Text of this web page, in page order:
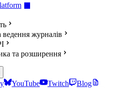
ведення журналів
та розширення
YouTube Twitch
Blog